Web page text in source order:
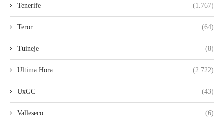
Tenerife (1.767)
Teror (64)
Tuineje (8)
Ultima Hora (2.722)
UxGC (43)
Valleseco (6)